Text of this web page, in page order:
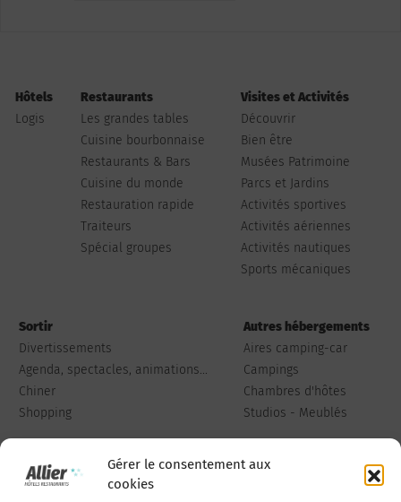
Gérer le consentement aux
cookies
Hôtels
Logis
Restaurants
Les grandes tables
Cuisine bourbonnaise
Restaurants & Bars
Cuisine du monde
Restauration rapide
Traiteurs
Spécial groupes
Visites et Activités
Découvrir
Bien être
Musées Patrimoine
Parcs et Jardins
Activités sportives
Activités aériennes
Activités nautiques
Sports mécaniques
Sortir
Divertissements
Agenda, spectacles, animations...
Chiner
Shopping
Autres hébergements
Aires camping-car
Campings
Chambres d'hôtes
Studios - Meublés